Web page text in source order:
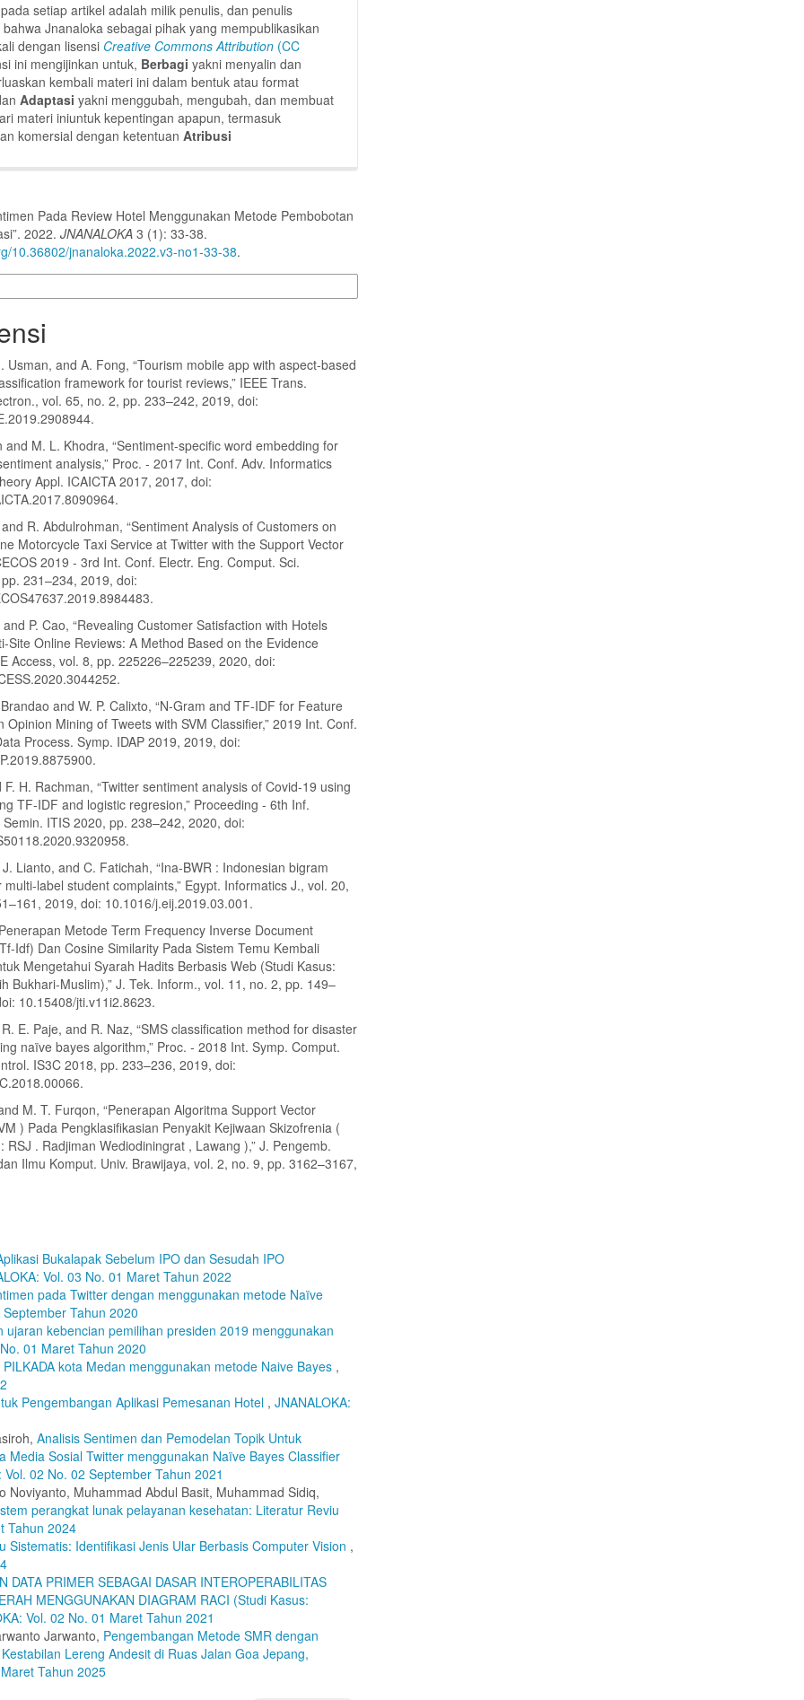
setiap artikel adalah milik penulis, dan penulis
Jnanaloka sebagai pihak yang mempublikasikan
dengan lisensi Creative Commons Attribution (CC
ini mengijinkan untuk, Berbagiyakni menyalin dan
kembali materi ini dalam bentuk atau format
Adaptasiyakni menggubah, mengubah, dan membuat
materi iniuntuk kepentingan apapun, termasuk
komersial dengan ketentuanAtribusi
Pada Review Hotel Menggunakan Metode Pembobotan
2022.JNANALOKA 3 (1): 33-38.
10.36802/jnanaloka.2022.v3-no1-33-38.
Usman, and A. Fong, “Tourism mobile app with aspect-based
framework for tourist reviews,” IEEE Trans.
vol. 65, no. 2, pp. 233–242, 2019, doi:
and M. L. Khodra, “Sentiment-specific word embedding for
analysis,” Proc. - 2017 Int. Conf. Adv. Informatics
Appl. ICAICTA 2017, 2017, doi:
R. Abdulrohman, “Sentiment Analysis of Customers on
Motorcycle Taxi Service at Twitter with the Support Vector
2019 - 3rd Int. Conf. Electr. Eng. Comput. Sci.
231–234, 2019, doi:
and P. Cao, “Revealing Customer Satisfaction with Hotels
Site Online Reviews: A Method Based on the Evidence
Access, vol. 8, pp. 225226–225239, 2020, doi:
and W. P. Calixto, “N-Gram and TF-IDF for Feature
Opinion Mining of Tweets with SVM Classifier,” 2019 Int. Conf.
Process. Symp. IDAP 2019, 2019, doi:
H. Rachman, “Twitter sentiment analysis of Covid-19 using
TF-IDF and logistic regresion,” Proceeding - 6th Inf.
ITIS 2020, pp. 238–242, 2020, doi:
Lianto, and C. Fatichah, “Ina-BWR : Indonesian bigram
label student complaints,” Egypt. Informatics J., vol. 20,
2019, doi: 10.1016/j.eij.2019.03.001.
Metode Term Frequency Inverse Document
Idf) Dan Cosine Similarity Pada Sistem Temu Kembali
Mengetahui Syarah Hadits Berbasis Web (Studi Kasus:
Bukhari-Muslim),” J. Tek. Inform., vol. 11, no. 2, pp. 149–
10.15408/jti.v11i2.8623.
E. Paje, and R. Naz, “SMS classification method for disaster
naïve bayes algorithm,” Proc. - 2018 Int. Symp. Comput.
IS3C 2018, pp. 233–236, 2019, doi:
M. T. Furqon, “Penerapan Algoritma Support Vector
) Pada Pengklasifikasian Penyakit Kejiwaan Skizofrenia (
RSJ . Radjiman Wediodiningrat , Lawang ),” J. Pengemb.
Ilmu Komput. Univ. Brawijaya, vol. 2, no. 9, pp. 3162–3167,
Bukalapak Sebelum IPO dan Sesudah IPO
Vol. 03 No. 01 Maret Tahun 2022
pada Twitter dengan menggunakan metode Naïve
Tahun 2020
ujaran kebencian pemilihan presiden 2019 menggunakan
01 Maret Tahun 2020
kota Medan menggunakan metode Naive Bayes ,
Pengembangan Aplikasi Pemesanan Hotel , JNANALOKA:
Analisis Sentimen dan Pemodelan Topik Untuk
Media Sosial Twitter menggunakan Naïve Bayes Classifier
Vol. 02 No. 02 September Tahun 2021
Noviyanto, Muhammad Abdul Basit, Muhammad Sidiq,
perangkat lunak pelayanan kesehatan: Literatur Reviu
Tahun 2024
Sistematis: Identifikasi Jenis Ular Berbasis Computer Vision ,
DATA PRIMER SEBAGAI DASAR INTEROPERABILITAS
MENGGUNAKAN DIAGRAM RACI (Studi Kasus:
Vol. 02 No. 01 Maret Tahun 2021
Jarwanto, Pengembangan Metode SMR dengan
Lereng Andesit di Ruas Jalan Goa Jepang,
Tahun 2025